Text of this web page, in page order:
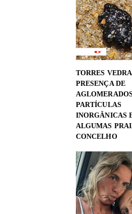
TORRES
PRESENÇA DE
PARTÍCULAS
INORGÂNICAS
ALGUMAS
CONCELHO